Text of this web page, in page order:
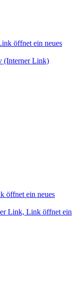
öffnet ein neues
(Interner Link)
öffnet ein neues
Link, Link öffnet ein